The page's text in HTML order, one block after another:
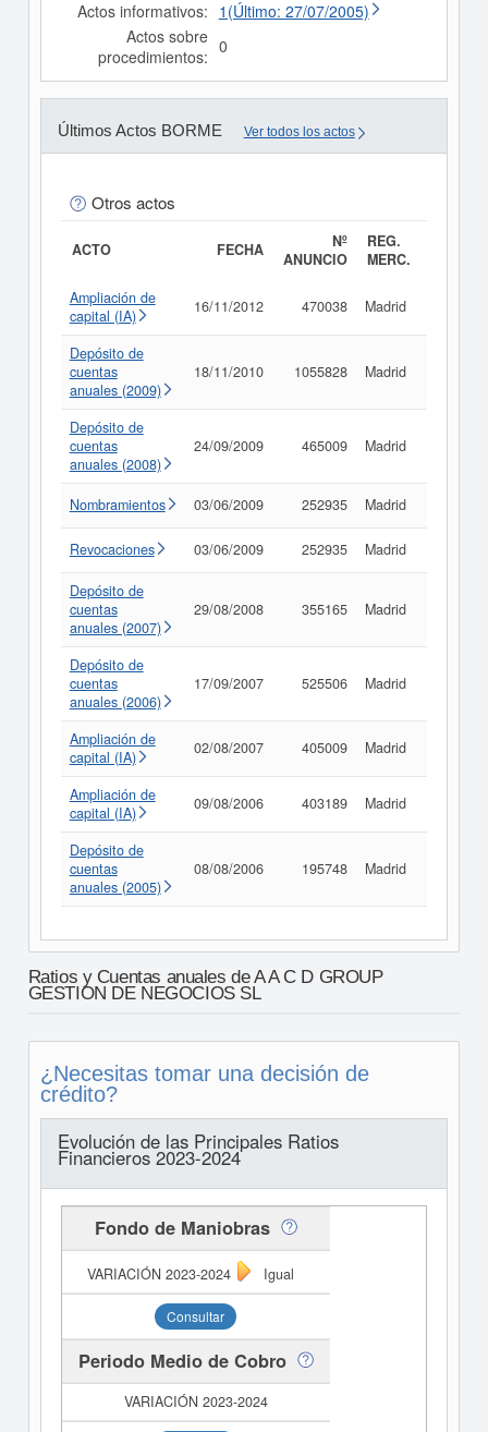
Actos informativos: 1(Último: 27/07/2005)
Actos sobre
procedimientos: 0
Últimos Actos BORME Ver todos los actos
Otros actos
ACTO FECHA
Nº
ANUNCIO
REG.
MERC.
Ampliación de
capital (IA)
16/11/2012 470038 Madrid
Depósito de
cuentas
anuales (2009)
18/11/2010 1055828 Madrid
Depósito de
cuentas
anuales (2008)
24/09/2009 465009 Madrid
Nombramientos 03/06/2009 252935 Madrid
Revocaciones 03/06/2009 252935 Madrid
Depósito de
cuentas
anuales (2007)
29/08/2008 355165 Madrid
Depósito de
cuentas
anuales (2006)
17/09/2007 525506 Madrid
Ampliación de
capital (IA)
02/08/2007 405009 Madrid
Ampliación de
capital (IA)
09/08/2006 403189 Madrid
Depósito de
cuentas
anuales (2005)
08/08/2006 195748 Madrid
Ratios y Cuentas anuales de A A C D GROUP
GESTION DE NEGOCIOS SL
¿Necesitas tomar una decisión de
crédito?
Evolución de las Principales Ratios
Financieros 2023-2024
Fondo de Maniobras
Igual
Consultar
Periodo Medio de Cobro